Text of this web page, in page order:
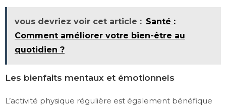
vous devriez voir cet article : Santé :
Comment améliorer votre bien-être au
quotidien ?
Les bienfaits mentaux et émotionnels
L’activité physique régulière est également bénéfique